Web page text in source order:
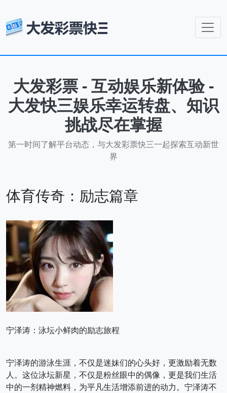
大发彩票 - 互动娱乐新体验 -
大发快三娱乐幸运转盘、知识
挑战尽在掌握
第一时间了解平台动态，与大发彩票快三一起探索互动新世
界
体育传奇：励志篇章
宁泽涛：泳坛小鲜肉的励志旅程
宁泽涛的游泳生涯，不仅是迷妹们的心头好，更激励着无数
人。这位泳坛新星，不仅是粉丝眼中的偶像，更是我们生活
中的一剂精神燃料，为平凡生活增添前进的动力。宁泽涛不